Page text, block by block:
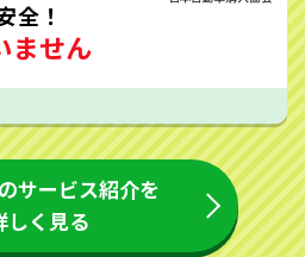
全！
ません
サービス紹介を
しく見る